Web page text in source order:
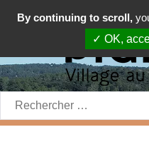
Rechercher:
By continuing to scroll,
✓ OK,